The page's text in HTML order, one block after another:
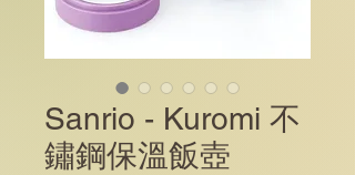
Sanrio - Kuromi 不
鏽鋼保溫飯壺